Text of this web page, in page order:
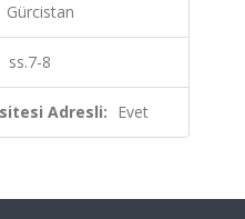
Gürcistan
ss.7-8
Adresli: Evet